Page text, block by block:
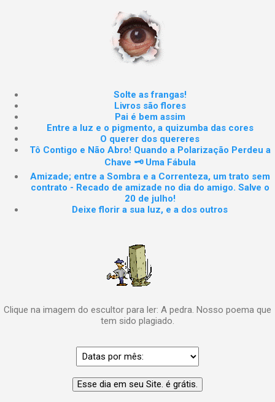
Solte as frangas!
Livros são flores
Pai é bem assim
Entre a luz e o pigmento, a quizumba das cores
O querer dos quereres
Tô Contigo e Não Abro! Quando a Polarização Perdeu a
Chave 🗝️ Uma Fábula
Amizade; entre a Sombra e a Correnteza, um trato sem
contrato - Recado de amizade no dia do amigo. Salve o
20 de julho!
Deixe florir a sua luz, e a dos outros
Clique na imagem do escultor para ler: A pedra. Nosso poema que
tem sido plagiado.